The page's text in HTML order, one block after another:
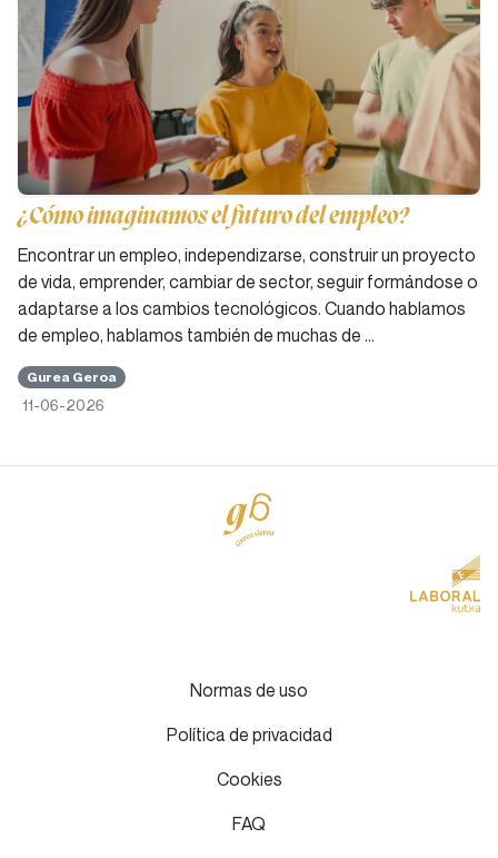
¿Cómo imaginamos el futuro del empleo?
Encontrar un empleo, independizarse, construir un proyecto
de vida, emprender, cambiar de sector, seguir formándose o
adaptarse a los cambios tecnológicos. Cuando hablamos
de empleo, hablamos también de muchas de …
Gurea Geroa
11-06-2026
Normas de uso
Política de privacidad
Cookies
FAQ